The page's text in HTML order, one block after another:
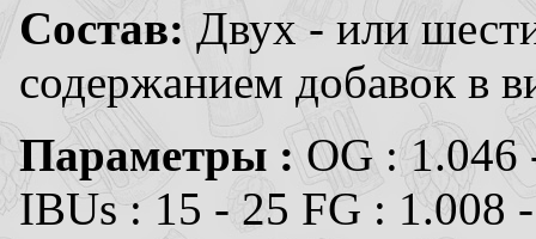
Состав: Двух - или
содержанием добавок в
Параметры : OG : 1.046
IBUs : 15 - 25 FG : 1.008